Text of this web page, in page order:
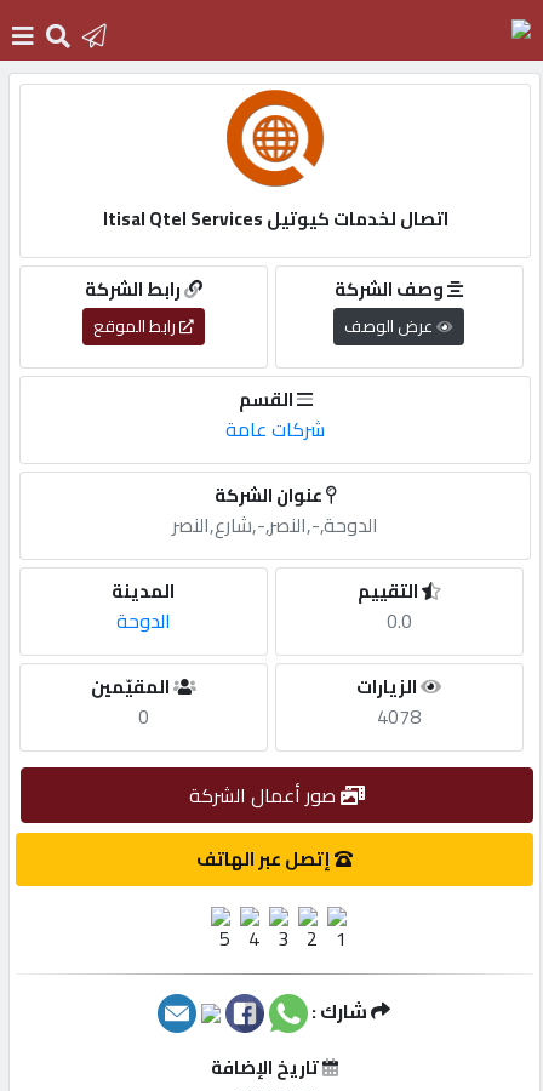
التسجيل
English
أضف
طلب
مميزة
اتصال لخدمات كيوتيل Itisal Qtel Services
رابط الشركة
رابط الموقع
وصف الشركة
عرض الوصف
القسم
شركات عامة
عنوان الشركة
الدوحة,-,النصر,-,شارع,النصر
المدينة
الدوحة
التقييم
0.0
المقيّمين
0
الزيارات
4078
صور أعمال الشركة
إتصل عبر الهاتف
شارك :
تاريخ الإضافة